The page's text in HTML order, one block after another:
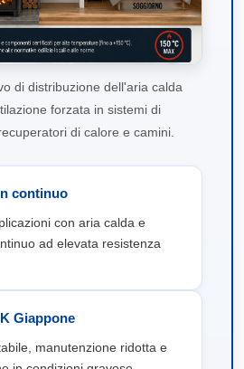
di distribuzione dell'aria calda
forzata in sistemi di
di calore e camini.
continuo
con aria calda e
ad elevata resistenza
Giappone
manutenzione ridotta e